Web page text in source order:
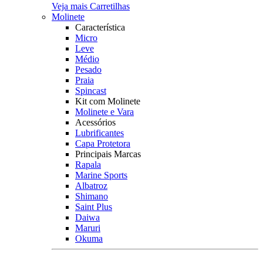
Veja mais Carretilhas
Molinete
Característica
Micro
Leve
Médio
Pesado
Praia
Spincast
Kit com Molinete
Molinete e Vara
Acessórios
Lubrificantes
Capa Protetora
Principais Marcas
Rapala
Marine Sports
Albatroz
Shimano
Saint Plus
Daiwa
Maruri
Okuma